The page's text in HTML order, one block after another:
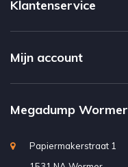
Klantenservice
Mijn account
Megadump Wormer
Papiermakerstraat 1